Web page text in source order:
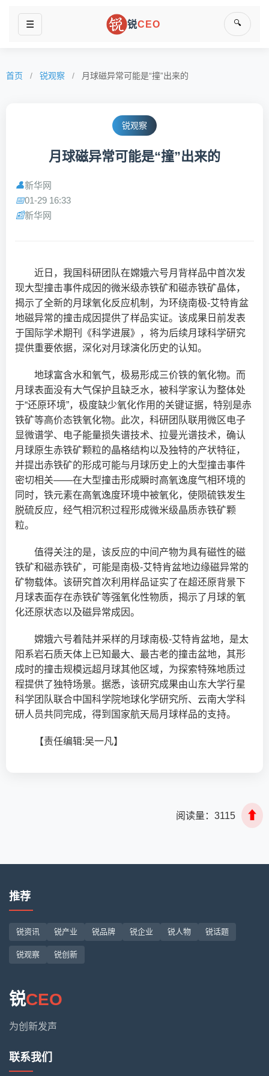
☰ 锐CEO 🔍
首页 / 锐观察 / 月球磁异常可能是“撞”出来的
锐观察
月球磁异常可能是“撞”出来的
👤新华网
📅01-29 16:33
📰新华网
近日，我国科研团队在嫦娥六号月背样品中首次发
现大型撞击事件成因的微米级赤铁矿和磁赤铁矿晶体，
揭示了全新的月球氧化反应机制，为环绕南极-艾特肯盆
地磁异常的撞击成因提供了样品实证。该成果日前发表
于国际学术期刊《科学进展》，将为后续月球科学研究
提供重要依据，深化对月球演化历史的认知。
地球富含水和氧气，极易形成三价铁的氧化物。而
月球表面没有大气保护且缺乏水，被科学家认为整体处
于“还原环境”，极度缺少氧化作用的关键证据，特别是赤
铁矿等高价态铁氧化物。此次，科研团队联用微区电子
显微谱学、电子能量损失谱技术、拉曼光谱技术，确认
月球原生赤铁矿颗粒的晶格结构以及独特的产状特征，
并提出赤铁矿的形成可能与月球历史上的大型撞击事件
密切相关——在大型撞击形成瞬时高氧逸度气相环境的
同时，铁元素在高氧逸度环境中被氧化，使陨硫铁发生
脱硫反应，经气相沉积过程形成微米级晶质赤铁矿颗
粒。
值得关注的是，该反应的中间产物为具有磁性的磁
铁矿和磁赤铁矿，可能是南极-艾特肯盆地边缘磁异常的
矿物载体。该研究首次利用样品证实了在超还原背景下
月球表面存在赤铁矿等强氧化性物质，揭示了月球的氧
化还原状态以及磁异常成因。
嫦娥六号着陆并采样的月球南极-艾特肯盆地，是太
阳系岩石质天体上已知最大、最古老的撞击盆地，其形
成时的撞击规模远超月球其他区域，为探索特殊地质过
程提供了独特场景。据悉，该研究成果由山东大学行星
科学团队联合中国科学院地球化学研究所、云南大学科
研人员共同完成，得到国家航天局月球样品的支持。
【责任编辑:吴一凡】
阅读量： 3115 ⬆
推荐
锐资讯 锐产业 锐品牌 锐企业 锐人物 锐话题
锐观察 锐创新
锐CEO
为创新发声
联系我们